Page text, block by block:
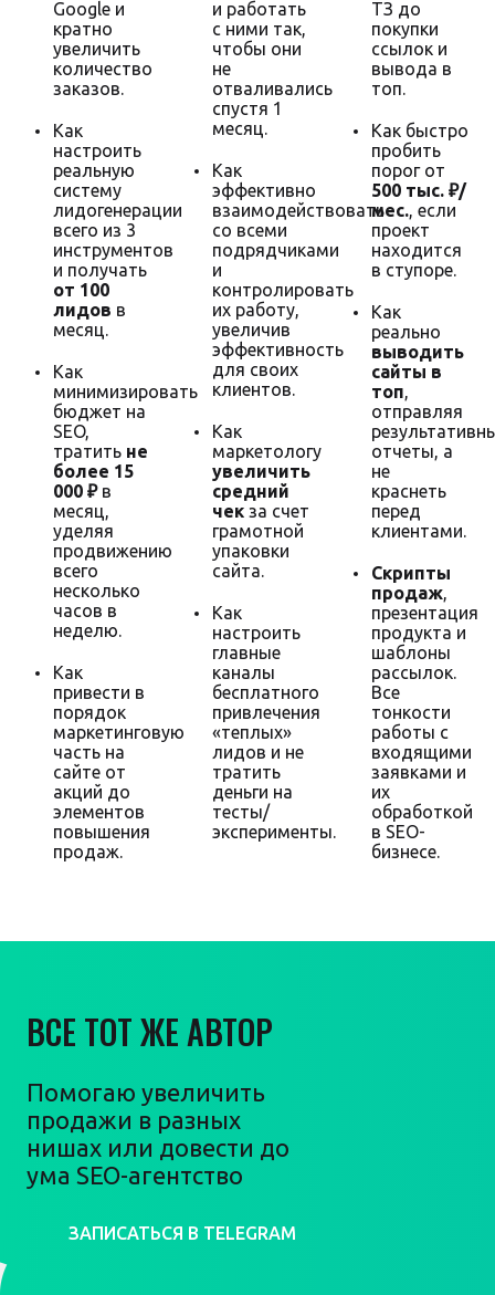
Google и
кратно
увеличить
количество
заказов.
Как
настроить
реальную
систему
лидогенерации
всего из 3
инструментов
и получать
от 100
лидов в
месяц.
Как
минимизировать
бюджет на
SEO,
тратить не
более 15
000 ₽в
месяц,
уделяя
продвижению
всего
несколько
часов в
неделю.
Как
привести в
порядок
маркетинговую
часть на
сайте от
акций до
элементов
повышения
продаж.
и работать
с ними так,
чтобы они
не
отваливались
спустя 1
месяц.
Как
эффективно
взаимодействовать
со всеми
подрядчиками
и
контролировать
их работу,
увеличив
эффективность
для своих
клиентов.
Как
маркетологу
увеличить
средний
чек за счет
грамотной
упаковки
сайта.
Как
настроить
главные
каналы
бесплатного
привлечения
«теплых»
лидов и не
тратить
деньги на
тесты/
эксперименты.
ТЗ до
покупки
ссылок и
вывода в
топ.
Как быстро
пробить
порог от
500 тыс. ₽/
мес., если
проект
находится
в ступоре.
Как
реально
выводить
сайты в
топ,
отправляя
отчеты, а
не
краснеть
перед
клиентами.
Скрипты
продаж,
презентация
продукта и
шаблоны
рассылок.
Все
тонкости
работы с
входящими
заявками и
их
обработкой
в SEO-
бизнесе.
ВСЕ ТОТ ЖЕ АВТОР
Помогаю увеличить
продажи в разных
нишах или довести до
ума SEO-агентство
ЗАПИСАТЬСЯ В TELEGRAM